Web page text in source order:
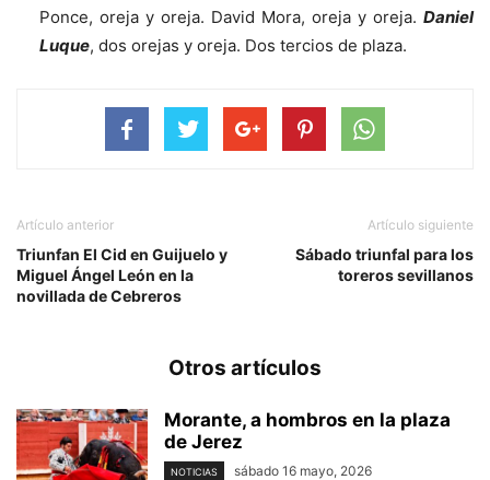
Ponce, oreja y oreja. David Mora, oreja y oreja. Daniel
Luque, dos orejas y oreja. Dos tercios de plaza.
Artículo anterior
Triunfan El Cid en Guijuelo y
Miguel Ángel León en la
novillada de Cebreros
Artículo siguiente
Sábado triunfal para los
toreros sevillanos
Otros artículos
Morante, a hombros en la plaza
de Jerez
NOTICIAS sábado 16 mayo, 2026